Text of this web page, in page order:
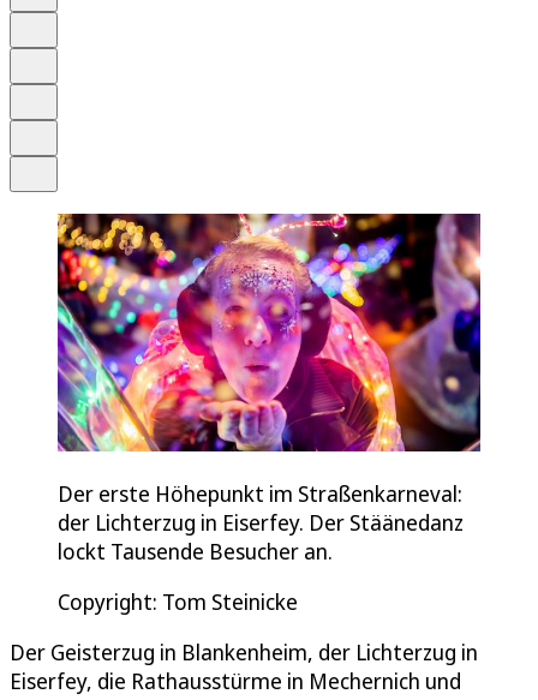
Der erste Höhepunkt im Straßenkarneval:
der Lichterzug in Eiserfey. Der Stäänedanz
lockt Tausende Besucher an.
Copyright: Tom Steinicke
Der Geisterzug in Blankenheim, der Lichterzug in
Eiserfey, die Rathausstürme in Mechernich und